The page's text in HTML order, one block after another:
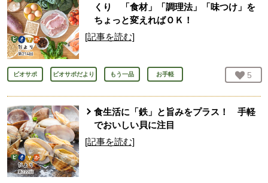
くり 「食材」「調理法」「味つけ」を
ちょっと変えればＯＫ！
[記事を読む]
ビオサポ ビオサポだより もう一品 お手軽 お気
5
食生活に「鉄」と旨みをプラス！ 手軽
でおいしい貝に注目
[記事を読む]